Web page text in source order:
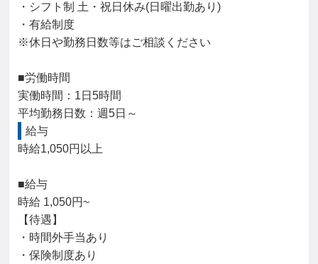
・シフト制 土・祝日休み(日曜出勤あり)
・有給制度
※休日や勤務日数等はご相談ください
■労働時間
実働時間：1日5時間
平均勤務日数：週5日～
給与
時給1,050円以上
■給与
時給 1,050円~
【待遇】
・時間外手当あり
・保険制度あり